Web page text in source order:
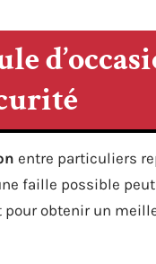
entre particuliers
faille possible
obtenir un